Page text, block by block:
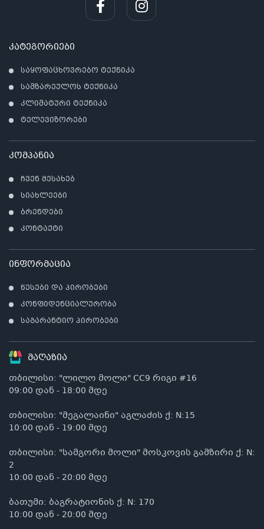
კატეგორიები
საყოფაცხოვრებო ტექნიკა
სამზარეულოს ტექნიკა
კლიმატური ტექნიკა
ტელევიზორები
კომპანია
ჩვენ შესახებ
სიახლეები
ბრენდები
კონტაქტი
ინფორმაცია
წესები და პირობები
კონფიდენციალურობა
საგარანტიო პირობები
მაღაზია
თბილისი: "ლილო მოლი" CC9 რიგი #16
09:00 დან - 18:00 მდე
თბილისი: "მეგალაინი" აგლაძის ქ: N:15
10:00 დან - 19:00 მდე
თბილისი: "სამგორი მოლი" მოსკოვის გამზირი ქ: N:
2
10:00 დან - 20:00 მდე
ბათუმი: ბაგრატიონის ქ: N: 170
10:00 დან - 20:00 მდე